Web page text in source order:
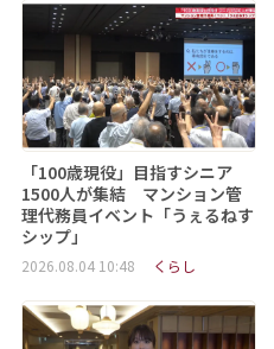
「100歳現役」目指すシニア
1500人が集結 マンション管
理代務員イベント「うぇるねす
シップ」
2026.08.04 10:48 くらし